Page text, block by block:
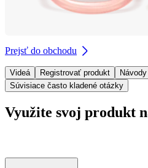
Prejsť do obchodu
Videá Registrovať produkt
Súvisiace často kladené otázky
Využite svoj produkt